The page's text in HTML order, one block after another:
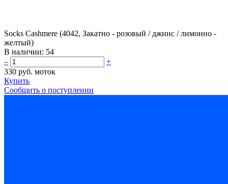
Socks Cashmere (4042, Закатно - розовый / джинс / лимонно -
желтый)
В наличии: 54
–
+
330 руб. моток
Купить
Сообщить о поступлении